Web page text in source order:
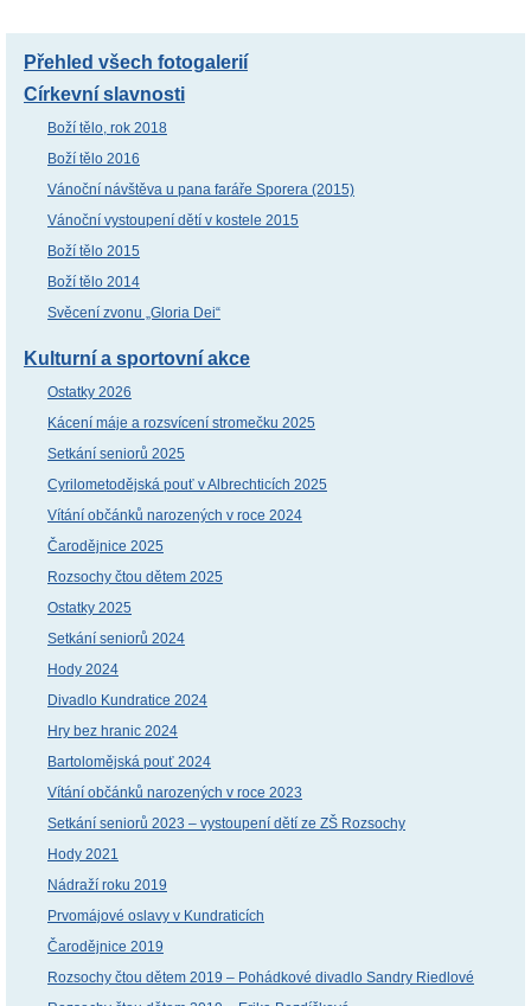
Přehled všech fotogalerií
Církevní slavnosti
Boží tělo, rok 2018
Boží tělo 2016
Vánoční návštěva u pana faráře Sporera (2015)
Vánoční vystoupení dětí v kostele 2015
Boží tělo 2015
Boží tělo 2014
Svěcení zvonu „Gloria Dei“
Kulturní a sportovní akce
Ostatky 2026
Kácení máje a rozsvícení stromečku 2025
Setkání seniorů 2025
Cyrilometodějská pouť v Albrechticích 2025
Vítání občánků narozených v roce 2024
Čarodějnice 2025
Rozsochy čtou dětem 2025
Ostatky 2025
Setkání seniorů 2024
Hody 2024
Divadlo Kundratice 2024
Hry bez hranic 2024
Bartolomějská pouť 2024
Vítání občánků narozených v roce 2023
Setkání seniorů 2023 – vystoupení dětí ze ZŠ Rozsochy
Hody 2021
Nádraží roku 2019
Prvomájové oslavy v Kundraticích
Čarodějnice 2019
Rozsochy čtou dětem 2019 – Pohádkové divadlo Sandry Riedlové